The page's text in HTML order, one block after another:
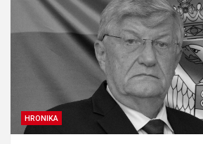
HRONIKA